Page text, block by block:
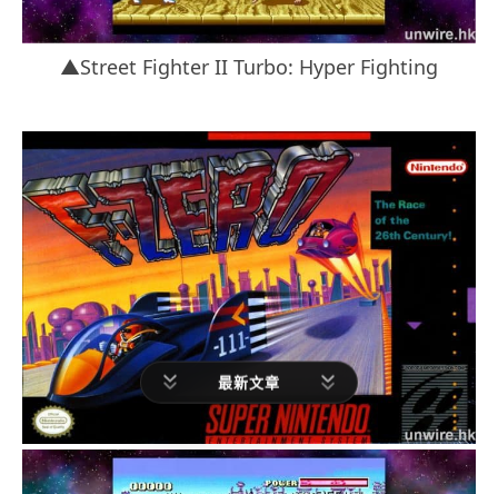
▲Street Fighter II Turbo: Hyper Fighting
最新文章